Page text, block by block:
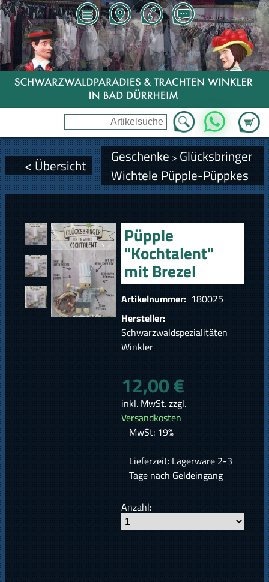
Zum
WhatsApp
< Übersicht Geschenke > Glücksbringer
Wichtele Püpple-Püppkes
Püpple
"Kochtalent"
mit Brezel
Artikelnummer: 180025
Hersteller:
Schwarzwaldspezialitäten
Winkler
12,00 €
inkl. MwSt. zzgl.
Versandkosten
MwSt: 19%
Lieferzeit: Lagerware 2-3
Tage nach Geldeingang
Anzahl: